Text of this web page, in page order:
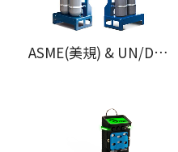
ASME(美規) & UN/DOT認證